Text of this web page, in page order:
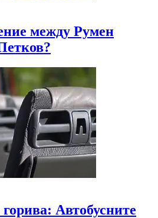
между Румен
Автобусните